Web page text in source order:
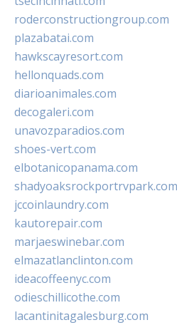
roderconstructiongroup.com
plazabatai.com
hawkscayresort.com
hellonquads.com
diarioanimales.com
decogaleri.com
unavozparadios.com
shoes-vert.com
elbotanicopanama.com
shadyoaksrockportrvpark.com
jccoinlaundry.com
kautorepair.com
marjaeswinebar.com
elmazatlanclinton.com
ideacoffeenyc.com
odieschillicothe.com
lacantinitagalesburg.com